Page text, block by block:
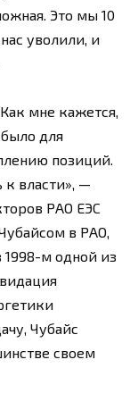
Это мы 10
уволили, и
мне кажется,
для
позиций.
к власти», —
РАО ЕЭС
в РАО,
1998-м одной из
Чубайс
своем